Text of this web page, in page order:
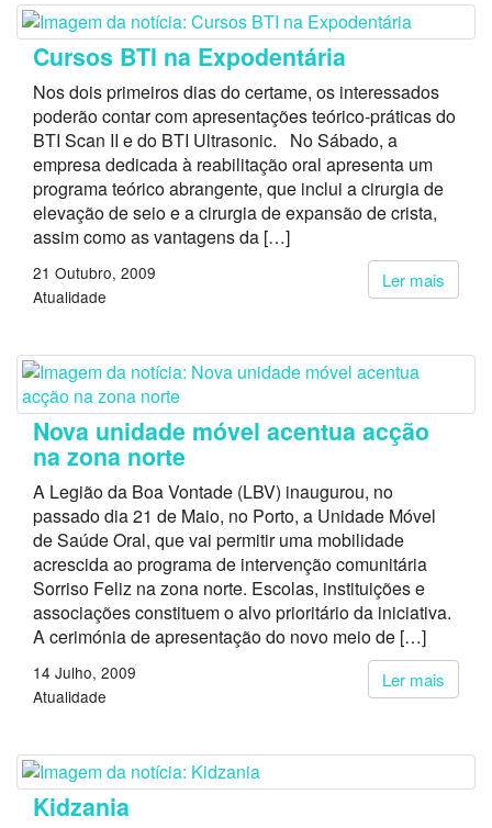
Cursos BTI na Expodentária
Nos dois primeiros dias do certame, os interessados
poderão contar com apresentações teórico-práticas do
BTI Scan II e do BTI Ultrasonic. No Sábado, a
empresa dedicada à reabilitação oral apresenta um
programa teórico abrangente, que inclui a cirurgia de
elevação de seio e a cirurgia de expansão de crista,
assim como as vantagens da […]
Ler mais
21 Outubro, 2009
Atualidade
Nova unidade móvel acentua acção
na zona norte
A Legião da Boa Vontade (LBV) inaugurou, no
passado dia 21 de Maio, no Porto, a Unidade Móvel
de Saúde Oral, que vai permitir uma mobilidade
acrescida ao programa de intervenção comunitária
Sorriso Feliz na zona norte. Escolas, instituições e
associações constituem o alvo prioritário da iniciativa.
A cerimónia de apresentação do novo meio de […]
Ler mais
14 Julho, 2009
Atualidade
Kidzania